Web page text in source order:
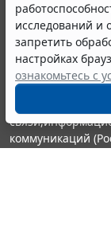
исследований и
запретить
настройках
ознакомьтесь с
© ООО "НПП
выпускается с
являются
информации
Портал
издания
коммуникаций